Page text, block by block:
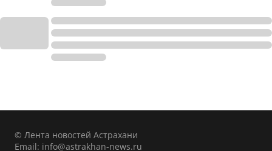
© Лента новостей Астрахани
Email: info@astrakhan-news.ru